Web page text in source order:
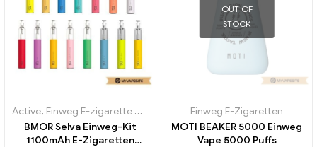
Active, Einweg E-zigarette mit Nikotin
Einweg E-Zigaretten
BMOR Selva Einweg-Kit
1100mAh E-Zigaretten
OUT OF
STOCK
Einweg E-Zigaretten
MOTI BEAKER 5000 Einweg
Vape 5000 Puffs